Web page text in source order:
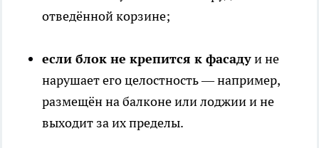
отведённой корзине;
если блок не крепится к фасадуи не
нарушает его целостность — например,
размещён на балконе или лоджии и не
выходит за их пределы.